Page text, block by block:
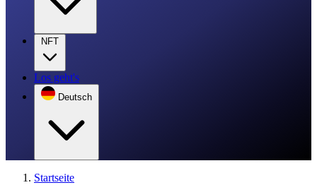
NFT
Los geht's
Deutsch
Startseite